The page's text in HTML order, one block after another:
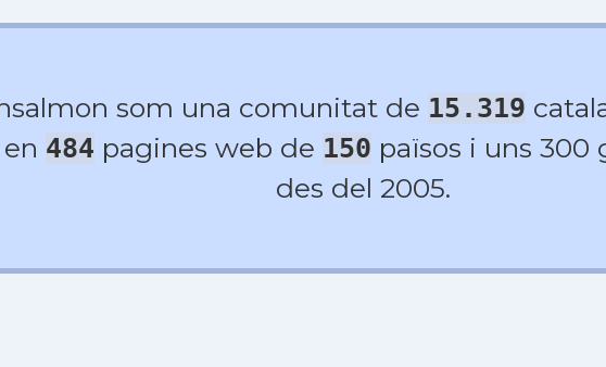
som una comunitat de 15.319
484 pagines web de 150 països i uns 300
des del 2005.